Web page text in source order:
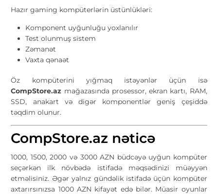
Hazır gaming kompüterlərin üstünlükləri:
Komponent uyğunluğu yoxlanılır
Test olunmuş sistem
Zəmanət
Vaxta qənaət
Öz kompüterini yığmaq istəyənlər üçün isə
CompStore.az mağazasında prosessor, ekran kartı, RAM,
SSD, anakart və digər komponentlər geniş çeşiddə
təqdim olunur.
CompStore.az nəticə
1000, 1500, 2000 və 3000 AZN büdcəyə uyğun kompüter
seçərkən ilk növbədə istifadə məqsədinizi müəyyən
etməlisiniz. Əgər yalnız gündəlik istifadə üçün kompüter
axtarırsınızsa 1000 AZN kifayət edə bilər. Müasir oyunlar